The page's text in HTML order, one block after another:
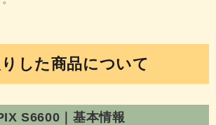
した商品について
S6600｜基本情報